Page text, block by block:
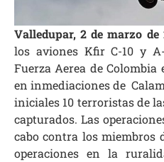
Valledupar, 2 de marzo de
los aviones Kfir C-10 y
Fuerza Aerea de
en inmediaciones de
iniciales 10 terroristas de
capturados. Las
cabo contra los miembros
operaciones en la